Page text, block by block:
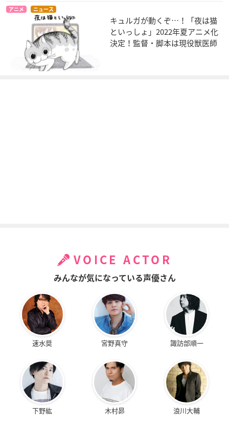
アニメ ニュース
キュルガが動くぞ…！「夜は猫
といっしょ」2022年夏アニメ化
決定！監督・脚本は現役獣医師
VOICE ACTOR
みんなが気になっている声優さん
速水奨 宮野真守 諏訪部順一
下野紘 木村昴 浪川大輔